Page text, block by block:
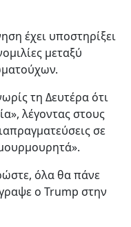
έχει υποστηρίξει
μεταξύ
τη Δευτέρα ότι
λέγοντας στους
σε
όλα θα πάνε
ο Trump στην